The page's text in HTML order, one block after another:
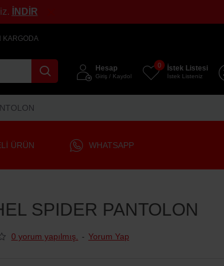
İNDİR
KARGODA
Hesap
Giriş / Kaydol
İstek Listesi
İstek Listeniz
0
ÜRÜN WHATSAPP
SPIDER PANTOLON
0 yorum yapılmış. - Yorum Yap